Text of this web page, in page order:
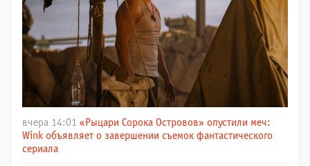
вчера 14:01 «Рыцари Сорока Островов» опустили меч:
Wink объявляет о завершении съемок фантастического
сериала